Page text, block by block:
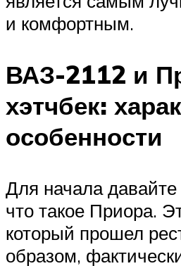
и комфортным.
ВАЗ-2112 и
хэтчбек:
особенности
Для начала
что такое Приора.
который прошел
образом,